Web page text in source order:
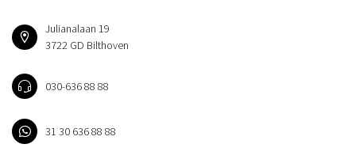
Julianalaan 19
3722 GD Bilthoven
030-636 88 88
31 30 636 88 88